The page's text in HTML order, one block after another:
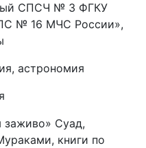
СПСЧ № 3 ФГКУ
№ 16 МЧС России»,
астрономия
Суад,
книги по